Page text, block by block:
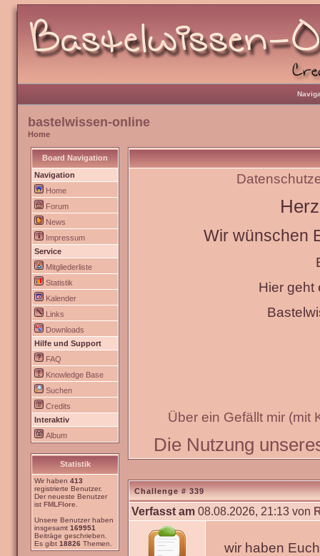
bastelwissen-online
Home
Board Navigation
Navigation
Home
Forum
News
Impressum
Service
Mitgliederliste
Statistik
Kalender
Links
Downloads
Hilfe und Support
FAQ
Knowledge Base
Suchen
Credits
Interaktiv
Album
Statistik
Wir haben 413
registrierte Benutzer.
Der neueste Benutzer
ist FMLFlore
Unsere Benutzer haben
insgesamt 169951
Beiträge geschrieben.
Es gibt 18826 Themen.
Wir wünschen
Hier geht
Über ein Gefällt mir (mit
Die Nutzung
Challenge # 339
Verfasst am 08.08.2026, 21:13 von
wir haben